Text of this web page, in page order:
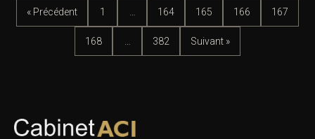
« Précédent 1 164 165 166 167
168 382 Suivant »